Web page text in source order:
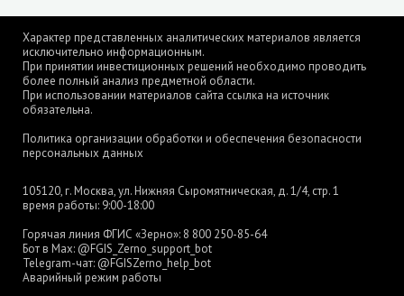
Характер представленных аналитических материалов является
исключительно информационным.
При принятии инвестиционных решений необходимо проводить
более полный анализ предметной области.
При использовании материалов сайта ссылка на источник
обязательна.
Политика организации обработки и обеспечения безопасности
персональных данных
105120, г. Москва, ул. Нижняя Сыромятническая, д. 1/4, стр. 1
время работы: 9:00-18:00
Горячая линия ФГИС «Зерно»: 8 800 250-85-64
Бот в Max: @FGIS_Zerno_support_bot
Telegram-чат: @FGISZerno_help_bot
Аварийный режим работы